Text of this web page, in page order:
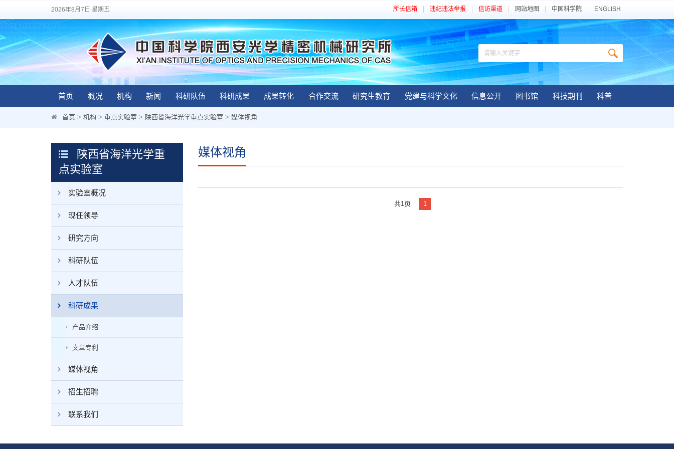
2026年8月7日 星期五 所长信箱 违纪违法举报 信访渠道 网站地图 中国科学院 ENGLISH
首页 概况 机构 新闻 科研队伍 科研成果 成果转化 合作交流 研究生教育 党建与科学文化 信息公开 图书馆 科技期刊 科普
首页 > 机构 > 重点实验室 > 陕西省海洋光学重点实验室 > 媒体视角
陕西省海洋光学重
点实验室
实验室概况
现任领导
研究方向
科研队伍
人才队伍
科研成果
产品介绍
文章专利
媒体视角
招生招聘
联系我们
媒体视角
共1页 1